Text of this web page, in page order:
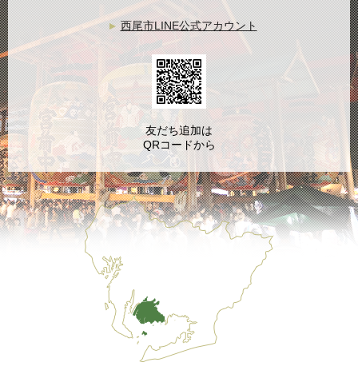
西尾市LINE公式アカウント
友だち追加は
QRコードから